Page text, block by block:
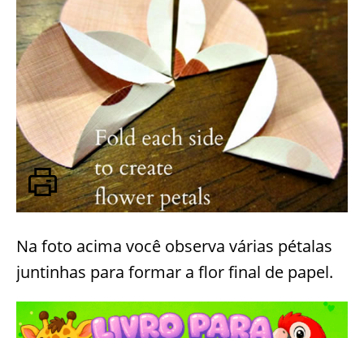
Na foto acima você observa várias pétalas
juntinhas para formar a flor final de papel.